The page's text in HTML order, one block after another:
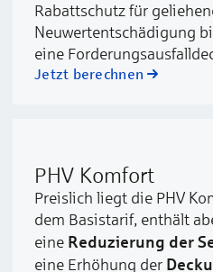
Rabattschutz für
Neuwertentschädigung
eine
Jetzt berechnen
PHV Komfort
Preislich liegt die PHV
dem Basistarif, enthält
eine Reduzierung der
eine Erhöhung der